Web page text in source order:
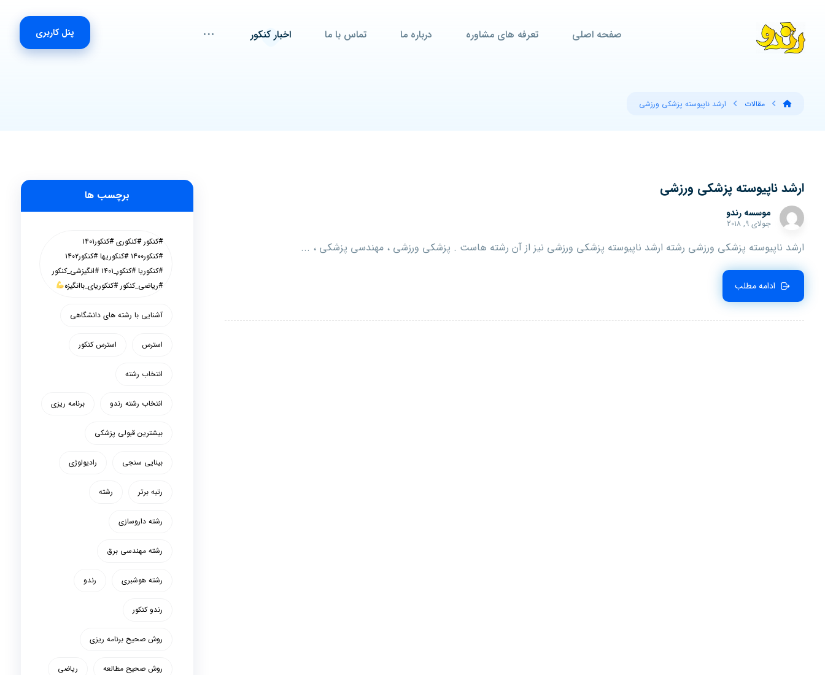
صفحه اصلی تعرفه های مشاوره درباره ما تماس با ما اخبار کنکور پنل کاربری
مقالات ارشد ناپیوسته پزشکی ورزشی
ارشد ناپیوسته پزشکی ورزشی
موسسه رندو
جولای ۹, ۲۰۱۸
ارشد ناپیوسته پزشکی ورزشی رشته ارشد ناپیوسته پزشکی ورزشی نیز از آن رشته هاست . پزشکی ورزشی ، مهندسی پزشکی ، ...
ادامه مطلب
برچسب ها
#کنکور #کنکوری #کنکور۱۴۰۱
#کنکور۱۴۰۰ #کنکوریها #کنکور۱۴۰۲
#کنکوریا #کنکور_۱۴۰۱ #انگیزشی_کنکور
#ریاضی_کنکور #کنکوریای_باانگیزه
آشنایی با رشته های دانشگاهی
استرس استرس کنکور
انتخاب رشته
انتخاب رشته رندو برنامه ریزی
بیشترین قبولی پزشکی
بینایی سنجی رادیولوژی
رتبه برتر رشته
رشته داروسازی
رشته مهندسی برق
رشته هوشبری رندو
رندو کنکور
روش صحیح برنامه ریزی
روش صحیح مطالعه ریاضی